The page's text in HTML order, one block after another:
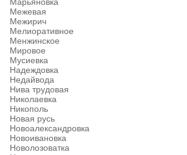
Марьяновка
Межевая
Межирич
Мелиоративное
Менжинское
Мировое
Мусиевка
Надеждовка
Недайвода
Нива трудовая
Николаевка
Никополь
Новая русь
Новоалександровка
Новоивановка
Новолозоватка